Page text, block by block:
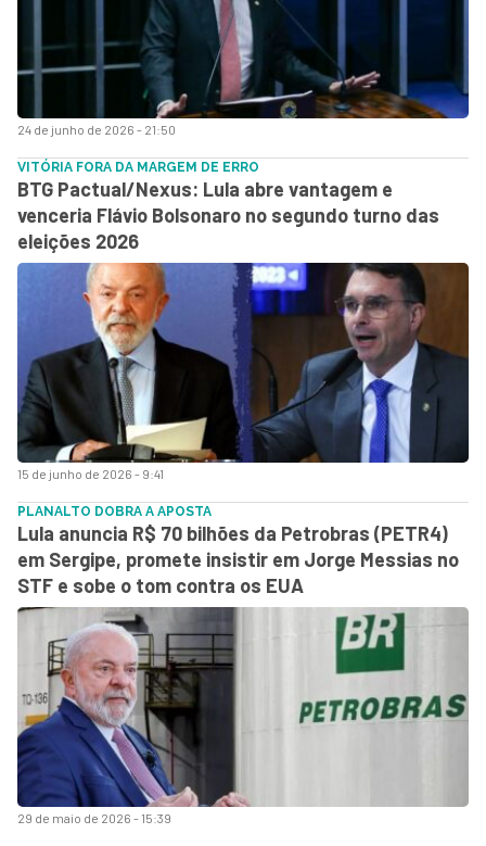
24 de junho de 2026 - 21:50
15 de junho de 2026 - 9:41
VITÓRIA FORA DA MARGEM DE ERRO
BTG Pactual/Nexus: Lula abre vantagem e
venceria Flávio Bolsonaro no segundo turno das
eleições 2026
29 de maio de 2026 - 15:39
PLANALTO DOBRA A APOSTA
Lula anuncia R$ 70 bilhões da Petrobras (PETR4)
em Sergipe, promete insistir em Jorge Messias no
STF e sobe o tom contra os EUA